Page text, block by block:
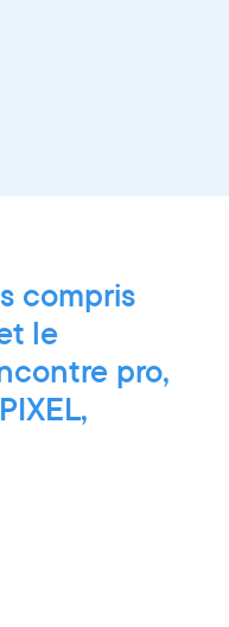
compris
le
pro,